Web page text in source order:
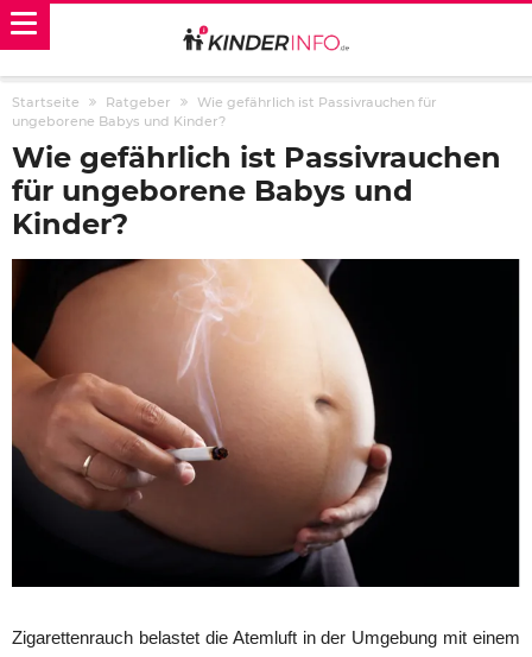
Startseite Ratgeber
Wie gefährlich ist Passivrauchen für
ungeborene Babys und Kinder?
Wie gefährlich ist Passivrauchen
für ungeborene Babys und
Kinder?
Zigarettenrauch belastet die Atemluft in der Umgebung mit einem